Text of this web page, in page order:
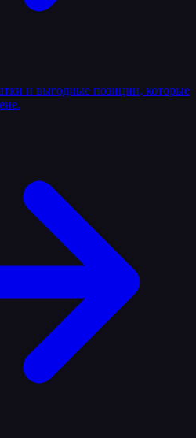
и выгодные позиции, которые